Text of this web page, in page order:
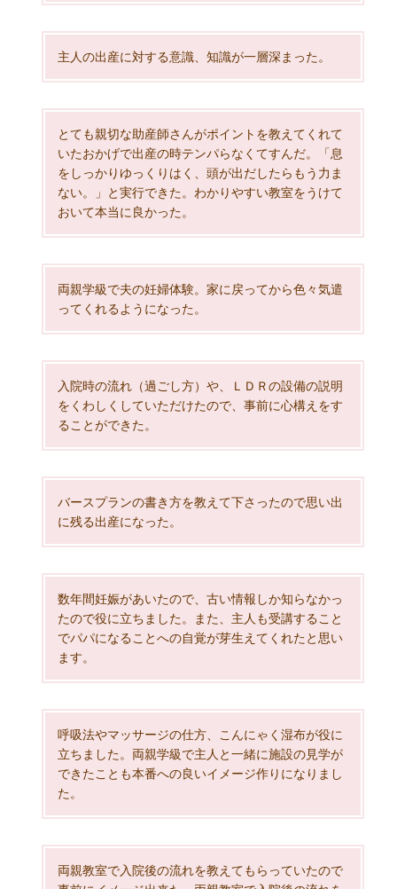
主人の出産に対する意識、知識が一層深まった。
とても親切な助産師さんがポイントを教えてくれて
いたおかげで出産の時テンパらなくてすんだ。「息
をしっかりゆっくりはく、頭が出だしたらもう力ま
ない。」と実行できた。わかりやすい教室をうけて
おいて本当に良かった。
両親学級で夫の妊婦体験。家に戻ってから色々気遣
ってくれるようになった。
入院時の流れ（過ごし方）や、ＬＤＲの設備の説明
をくわしくしていただけたので、事前に心構えをす
ることができた。
バースプランの書き方を教えて下さったので思い出
に残る出産になった。
数年間妊娠があいたので、古い情報しか知らなかっ
たので役に立ちました。また、主人も受講すること
でパパになることへの自覚が芽生えてくれたと思い
ます。
呼吸法やマッサージの仕方、こんにゃく湿布が役に
立ちました。両親学級で主人と一緒に施設の見学が
できたことも本番への良いイメージ作りになりまし
た。
両親教室で入院後の流れを教えてもらっていたので